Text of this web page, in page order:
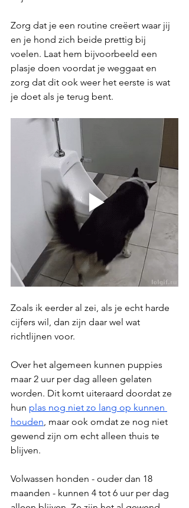
Zorg dat je een routine creëert waar jij
en je hond zich beide prettig bij
voelen. Laat hem bijvoorbeeld een
plasje doen voordat je weggaat en
zorg dat dit ook weer het eerste is wat
je doet als je terug bent.
Zoals ik eerder al zei, als je echt harde
cijfers wil, dan zijn daar wel wat
richtlijnen voor.
Over het algemeen kunnen puppies
maar 2 uur per dag alleen gelaten
worden. Dit komt uiteraard doordat ze
hun plas nog niet zo lang op kunnen
houden, maar ook omdat ze nog niet
gewend zijn om echt alleen thuis te
blijven.
Volwassen honden - ouder dan 18
maanden - kunnen 4 tot 6 uur per dag